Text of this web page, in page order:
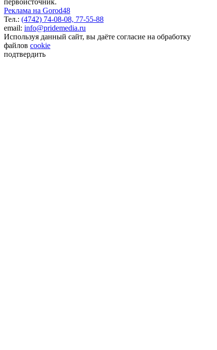
первоисточник.
Реклама на Gorod48
Тел.: (4742) 74-08-08, 77-55-88
email: info@pridemedia.ru
Используя данный сайт, вы даёте согласие на обработку
файлов cookie
подтвердить